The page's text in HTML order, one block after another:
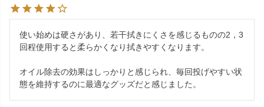
使い始めは硬さがあり、若干拭きにくさを感じるものの2，3
回程使用すると柔らかくなり拭きやすくなります。
オイル除去の効果はしっかりと感じられ、毎回投げやすい状
態を維持するのに最適なグッズだと感じました。